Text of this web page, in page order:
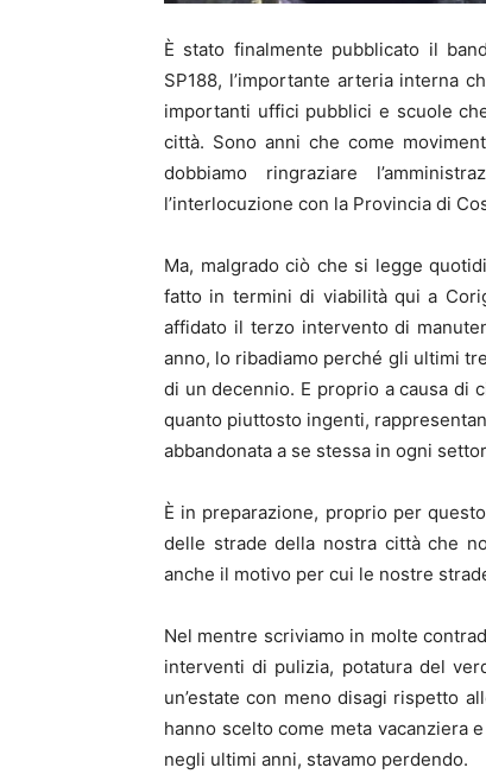
È stato finalmente pubblicato il
SP188, l’importante arteria interna
importanti uffici pubblici e scuole
città. Sono anni che come
dobbiamo ringraziare
l’interlocuzione con la Provincia di
Ma, malgrado ciò che si legge
fatto in termini di viabilità qui a
affidato il terzo intervento di
anno, lo ribadiamo perché gli ultimi
di un decennio. E proprio a causa di
quanto piuttosto ingenti,
abbandonata a se stessa in ogni
È in preparazione, proprio per
delle strade della nostra città che
anche il motivo per cui le nostre
Nel mentre scriviamo in molte
interventi di pulizia, potatura del
un’estate con meno disagi rispetto
hanno scelto come meta vacanziera
negli ultimi anni, stavamo perdendo.